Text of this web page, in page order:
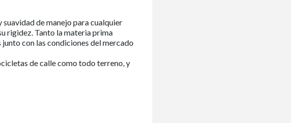
de manejo para cualquier
rigidez. Tanto la materia prima
con las condiciones del mercado
de calle como todo terreno, y